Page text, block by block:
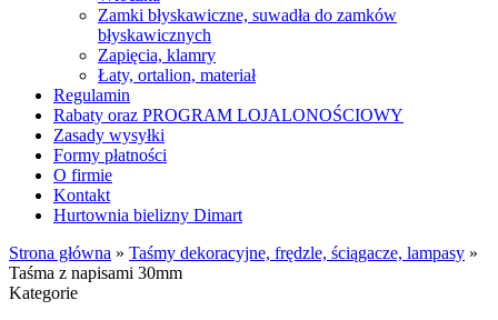
Zamki błyskawiczne, suwadła do zamków
błyskawicznych
Zapięcia, klamry
Łaty, ortalion, materiał
Regulamin
Rabaty oraz PROGRAM LOJALONOŚCIOWY
Zasady wysyłki
Formy płatności
O firmie
Kontakt
Hurtownia bielizny Dimart
Strona główna » Taśmy dekoracyjne, frędzle, ściągacze, lampasy »
Taśma z napisami 30mm
Kategorie